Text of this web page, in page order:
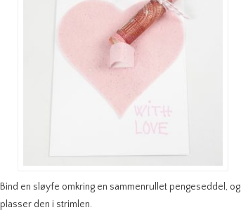
Bind en sløyfe omkring en sammenrullet pengeseddel, og
plasser den i strimlen.